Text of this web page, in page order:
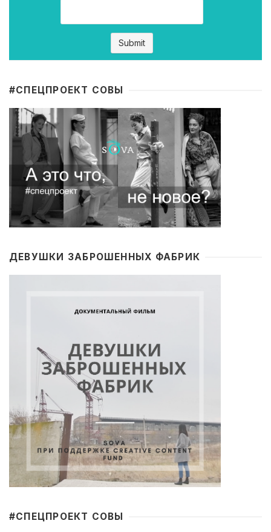
#CПЕЦПРОЕКТ СОВЫ
ДЕВУШКИ ЗАБРОШЕННЫХ ФАБРИК
#CПЕЦПРОЕКТ СОВЫ